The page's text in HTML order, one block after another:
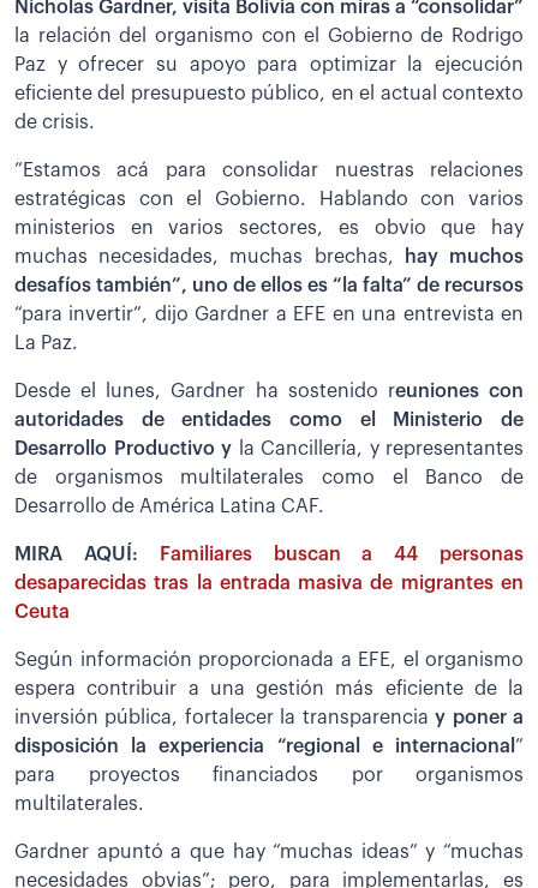
Nicholas Gardner, visita Bolivia con miras a “consolidar”
la relación del organismo con el Gobierno de Rodrigo
Paz y ofrecer su apoyo para optimizar la ejecución
eficiente del presupuesto público, en el actual contexto
de crisis.
”Estamos acá para consolidar nuestras relaciones
estratégicas con el Gobierno. Hablando con varios
ministerios en varios sectores, es obvio que hay
muchas necesidades, muchas brechas, hay muchos
desafíos también”, uno de ellos es “la falta” de recursos
“para invertir”, dijo Gardner a EFE en una entrevista en
La Paz.
Desde el lunes, Gardner ha sostenido reuniones con
autoridades de entidades como el Ministerio de
Desarrollo Productivo y la Cancillería, y representantes
de organismos multilaterales como el Banco de
Desarrollo de América Latina CAF.
MIRA AQUÍ:
Familiares buscan a 44 personas
desaparecidas tras la entrada masiva de migrantes en
Ceuta
Según información proporcionada a EFE, el organismo
espera contribuir a una gestión más eficiente de la
inversión pública, fortalecer la transparenciay poner a
disposición la experiencia “regional e internacional ”
para proyectos financiados por organismos
multilaterales.
Gardner apuntó a que hay “muchas ideas” y “muchas
necesidades obvias”; pero, para implementarlas, es